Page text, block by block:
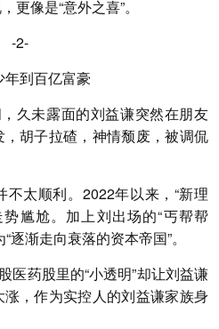
像是“意外之喜”。
-2-
年到百亿富豪
久未露面的刘益谦突然在朋友
胡子拉碴，神情颓废，被调侃
太顺利。2022年以来，“新理
尴尬。加上刘出场的“丐帮帮
逐渐走向衰落的资本帝国”。
医药股里的“小透明”却让刘益谦
，作为实控人的刘益谦家族身